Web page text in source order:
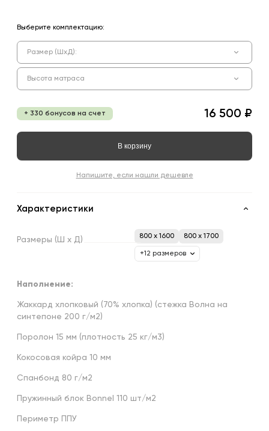
Выберите комплектацию:
Размер (ШхД):
Высота матраса
+ 330 бонусов на счет 16 500 ₽
В корзину
Напишите, если нашли дешевле
Характеристики
Размеры (Ш х Д) 800 x 1600 800 x 1700
+12 размеров
Наполнение:
Жаккард хлопковый (70% хлопка) (стежка Волна на
синтепоне 200 г/м2)
Поролон 15 мм (плотность 25 кг/м3)
Кокосовая койра 10 мм
Спанбонд 80 г/м2
Пружинный блок Bonnel 110 шт/м2
Периметр ППУ